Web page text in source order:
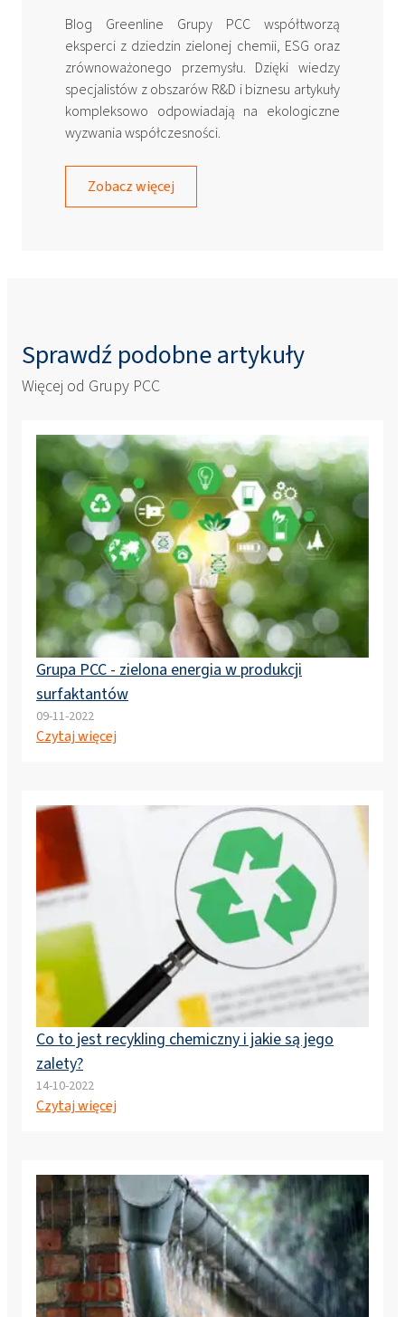
Blog Greenline Grupy PCC współtworzą
eksperci z dziedzin zielonej chemii, ESG oraz
zrównoważonego przemysłu. Dzięki wiedzy
specjalistów z obszarów R&D i biznesu artykuły
kompleksowo odpowiadają na ekologiczne
wyzwania współczesności.
Zobacz więcej
Sprawdź podobne artykuły
Więcej od Grupy PCC
Grupa PCC - zielona energia w produkcji
surfaktantów
09-11-2022
Czytaj więcej
Co to jest recykling chemiczny i jakie są jego
zalety?
14-10-2022
Czytaj więcej